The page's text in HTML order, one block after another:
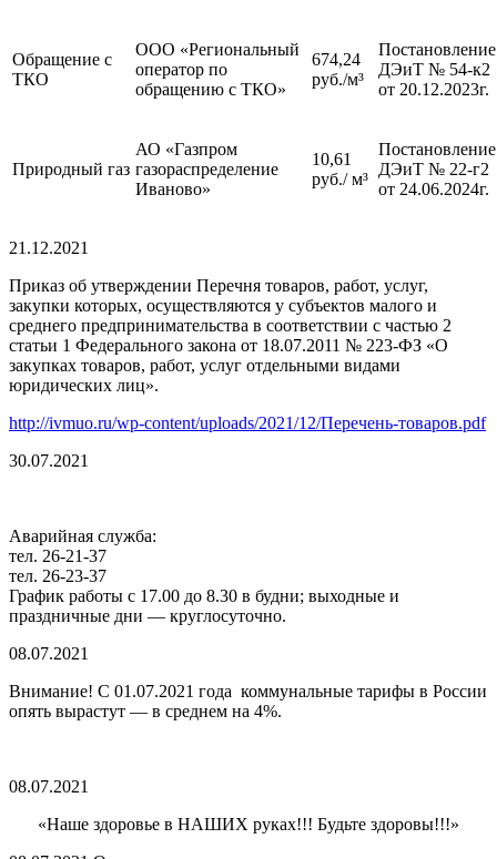
Обращение с
ТКО
ООО «Региональный
оператор по
обращению с ТКО»
674,24
руб./м³
Постановление
ДЭиТ № 54-к2
от 20.12.2023г.
Природный газ
АО «Газпром
газораспределение
Иваново»
10,61
руб./ м³
Постановление
ДЭиТ № 22-г2
от 24.06.2024г.
21.12.2021
Приказ об утверждении Перечня товаров, работ, услуг,
закупки которых, осуществляются у субъектов малого и
среднего предпринимательства в соответствии с частью 2
статьи 1 Федерального закона от 18.07.2011 № 223-ФЗ «О
закупках товаров, работ, услуг отдельными видами
юридических лиц».
http://ivmuo.ru/wp-content/uploads/2021/12/Перечень-товаров.pdf
30.07.2021
Аварийная служба:
тел. 26-21-37
тел. 26-23-37
График работы с 17.00 до 8.30 в будни; выходные и
праздничные дни — круглосуточно.
08.07.2021
Внимание! С 01.07.2021 года коммунальные тарифы в России
опять вырастут — в среднем на 4%.
08.07.2021
«Наше здоровье в НАШИХ руках!!! Будьте здоровы!!!»